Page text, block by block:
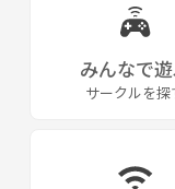
みんなで
サークルを探